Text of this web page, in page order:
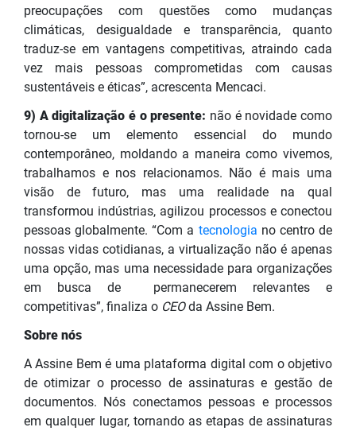
preocupações com questões como mudanças
climáticas, desigualdade e transparência, quanto
traduz-se em vantagens competitivas, atraindo cada
vez mais pessoas comprometidas com causas
sustentáveis e éticas”, acrescenta Mencaci.
9) A digitalização é o presente: não é novidade como
tornou-se um elemento essencial do mundo
contemporâneo, moldando a maneira como vivemos,
trabalhamos e nos relacionamos. Não é mais uma
visão de futuro, mas uma realidade na qual
transformou indústrias, agilizou processos e conectou
pessoas globalmente. “Com a tecnologia no centro de
nossas vidas cotidianas, a virtualização não é apenas
uma opção, mas uma necessidade para organizações
em busca de permanecerem relevantes e
competitivas”, finaliza o CEOda Assine Bem.
Sobre nós
A Assine Bem é uma plataforma digital com o objetivo
de otimizar o processo de assinaturas e gestão de
documentos. Nós conectamos pessoas e processos
em qualquer lugar, tornando as etapas de assinaturas